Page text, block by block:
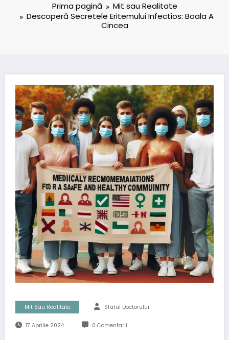
Prima pagină
Mit sau Realitate
Descoperă Secretele Eritemului Infectios: Boala A
Cincea
Mit Sau Realitate Sfatul Doctorului
17 Aprilie 2024 0 Comentarii